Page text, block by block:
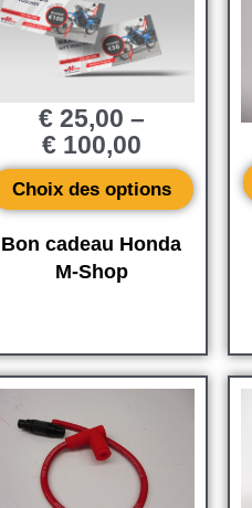
Bon cadeau Honda
M-Shop
€25,00 –
€100,00
Choix des options